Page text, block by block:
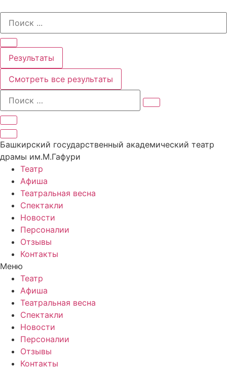
содержимому
Search
Результаты
Смотреть все результаты
Башкирский государственный академический театр
драмы им.М.Гафури
Театр
Афиша
Театральная весна
Спектакли
Новости
Персоналии
Отзывы
Контакты
Меню
Театр
Афиша
Театральная весна
Спектакли
Новости
Персоналии
Отзывы
Контакты